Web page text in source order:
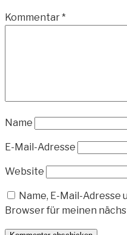
Kommentar*
Name
E-Mail-Adresse
Website
Name, E-Mail-Adresse
Browser für meinen